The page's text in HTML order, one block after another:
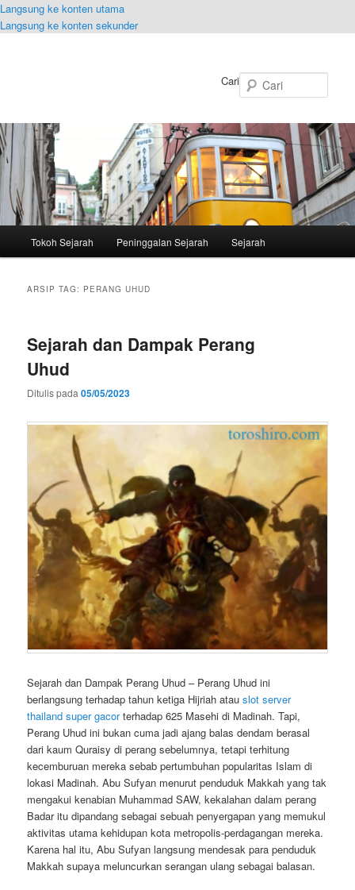
Langsung ke konten utama
Langsung ke konten sekunder
Cari
Tokoh Sejarah Peninggalan Sejarah Sejarah
ARSIP TAG: PERANG UHUD
Sejarah dan Dampak Perang
Uhud
Ditulis pada05/05/2023
Sejarah dan Dampak Perang Uhud – Perang Uhud ini
berlangsung terhadap tahun ketiga Hijriah atauslot server
thailand super gacorterhadap 625 Masehi di Madinah. Tapi,
Perang Uhud ini bukan cuma jadi ajang balas dendam berasal
dari kaum Quraisy di perang sebelumnya, tetapi terhitung
kecemburuan mereka sebab pertumbuhan popularitas Islam di
lokasi Madinah. Abu Sufyan menurut penduduk Makkah yang tak
mengakui kenabian Muhammad SAW, kekalahan dalam perang
Badar itu dipandang sebagai sebuah penyergapan yang memukul
aktivitas utama kehidupan kota metropolis-perdagangan mereka.
Karena hal itu, Abu Sufyan langsung mendesak para penduduk
Makkah supaya meluncurkan serangan ulang sebagai balasan.